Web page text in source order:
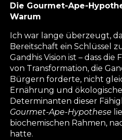
Die Gourmet-Ape-
Warum
Ich war lange überzeugt,
Bereitschaft ein Schlüssel
Gandhis Vision ist – dass
von Transformation, die
Bürgern forderte, nicht
Ernährung und
Determinanten dieser
Gourmet-Ape-Hypothese
biochemischen Rahmen,
hatte.